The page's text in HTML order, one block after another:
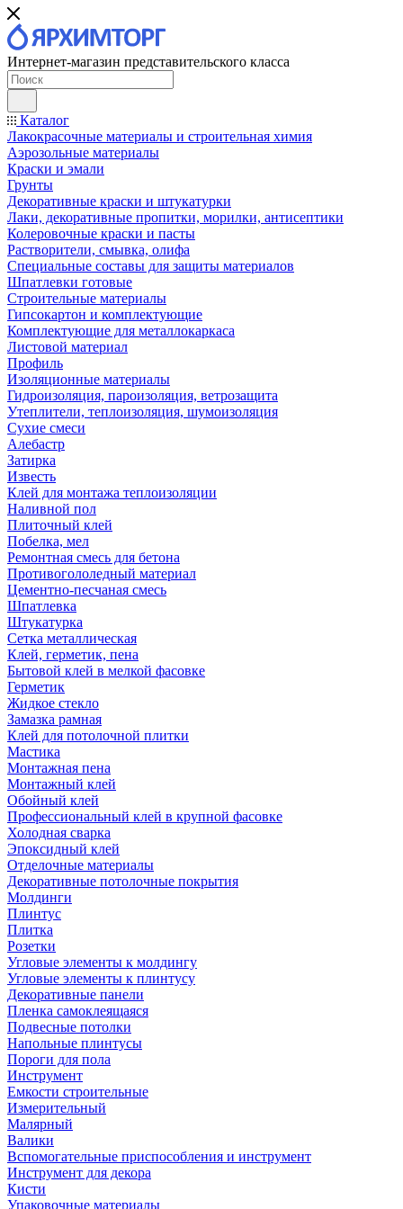
Интернет-магазин представительского класса
Каталог
Лакокрасочные материалы и строительная химия
Аэрозольные материалы
Краски и эмали
Грунты
Декоративные краски и штукатурки
Лаки, декоративные пропитки, морилки, антисептики
Колеровочные краски и пасты
Растворители, смывка, олифа
Специальные составы для защиты материалов
Шпатлевки готовые
Строительные материалы
Гипсокартон и комплектующие
Комплектующие для металлокаркаса
Листовой материал
Профиль
Изоляционные материалы
Гидроизоляция, пароизоляция, ветрозащита
Утеплители, теплоизоляция, шумоизоляция
Сухие смеси
Алебастр
Затирка
Известь
Клей для монтажа теплоизоляции
Наливной пол
Плиточный клей
Побелка, мел
Ремонтная смесь для бетона
Противогололедный материал
Цементно-песчаная смесь
Шпатлевка
Штукатурка
Сетка металлическая
Клей, герметик, пена
Бытовой клей в мелкой фасовке
Герметик
Жидкое стекло
Замазка рамная
Клей для потолочной плитки
Мастика
Монтажная пена
Монтажный клей
Обойный клей
Профессиональный клей в крупной фасовке
Холодная сварка
Эпоксидный клей
Отделочные материалы
Декоративные потолочные покрытия
Молдинги
Плинтус
Плитка
Розетки
Угловые элементы к молдингу
Угловые элементы к плинтусу
Декоративные панели
Пленка самоклеящаяся
Подвесные потолки
Напольные плинтусы
Пороги для пола
Инструмент
Емкости строительные
Измерительный
Малярный
Валики
Вспомогательные приспособления и инструмент
Инструмент для декора
Кисти
Упаковочные материалы